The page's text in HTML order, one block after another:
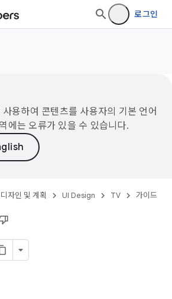
로그인
용하여 콘텐츠를 사용자의 기본 언어
에는 오류가 있을 수 있습니다.
디자인 및 계획 UI Design TV 가이드